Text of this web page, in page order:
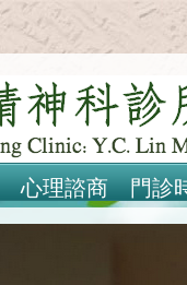
心理諮商 門診